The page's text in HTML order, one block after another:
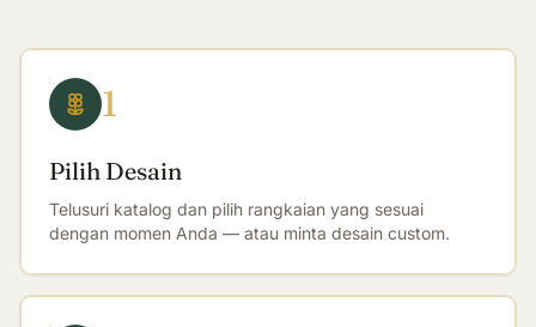
1
Pilih Desain
Telusuri katalog dan pilih rangkaian yang sesuai
dengan momen Anda — atau minta desain custom.